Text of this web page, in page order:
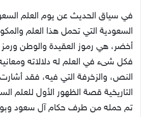
في سياق الحديث عن يوم العلم
السعودية التي تحمل هذا العلم
أخضر، هي رموز العقيدة والوطن ورمز
فكل شىء في العلم له دلالاته
النص، والزخرفة التي فيه، فقد
التاريخية قصة الظهور الأول للعلم
تم حمله من طرف حكام آل سعود